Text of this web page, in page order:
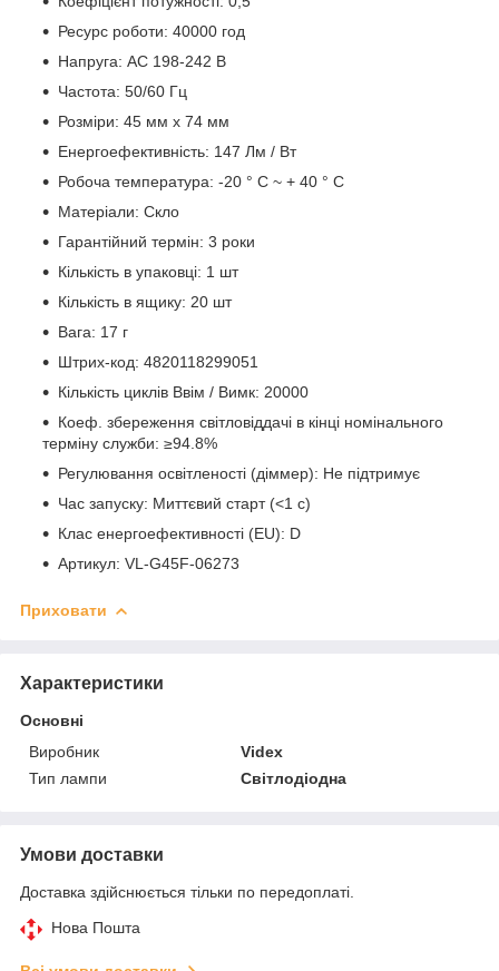
Ресурс роботи: 40000 год
Напруга: AC 198-242 В
Частота: 50/60 Гц
Розміри: 45 мм х 74 мм
Енергоефективність: 147 Лм / Вт
Робоча температура: -20 ° C ~ + 40 ° C
Матеріали: Скло
Гарантійний термін: 3 роки
Кількість в упаковці: 1 шт
Кількість в ящику: 20 шт
Вага: 17 г
Штрих-код: 4820118299051
Кількість циклів Ввім / Вимк: 20000
Коеф. збереження світловіддачі в кінці номінального
терміну служби: ≥94.8%
Регулювання освітленості (діммер): Не підтримує
Час запуску: Миттєвий старт (<1 с)
Клас енергоефективності (EU): D
Артикул: VL-G45F-06273
Приховати
Характеристики
Основні
Виробник
Videx
Тип лампи
Світлодіодна
Умови доставки
Доставка здійснюється тільки по передоплаті.
Нова Пошта